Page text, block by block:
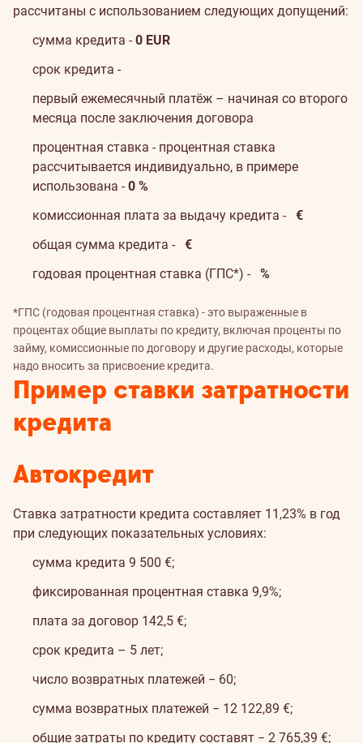
рассчитаны с использованием следующих допущений:
сумма кредита - 0 EUR
срок кредита -
первый ежемесячный платёж – начиная со второго
месяца после заключения договора
процентная ставка - процентная ставка
рассчитывается индивидуально, в примере
использована - 0 %
комиссионная плата за выдачу кредита -
€
общая сумма кредита -
€
годовая процентная ставка (ГПС*) -
%
*ГПС (годовая процентная ставка) - это выраженные в
процентах общие выплаты по кредиту, включая проценты по
займу, комиссионные по договору и другие расходы, которые
надо вносить за присвоение кредита.
Пример ставки затратности
кредита
Автокредит
Ставка затратности кредита составляет 11,23% в год
при следующих показательных условиях:
сумма кредита 9 500 €;
фиксированная процентная ставка 9,9%;
плата за договор 142,5 €;
срок кредита – 5 лет;
число возвратных платежей − 60;
сумма возвратных платежей − 12 122,89 €;
общие затраты по кредиту составят − 2 765,39 €;